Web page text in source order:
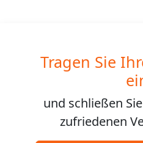
Tragen Sie
und schließen
zufriedenen